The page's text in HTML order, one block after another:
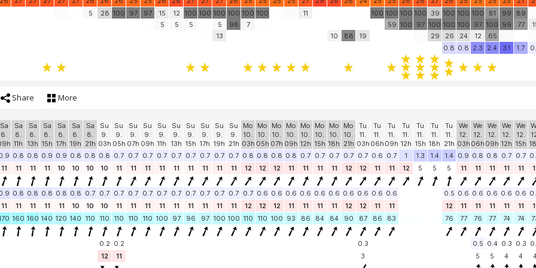
5
28 100 97 97
15
5
12
5
100
5
100 100
5
13
100
98
100
7
100 11
10 88 19
100 100
59
100
100
100
97
39
100
29
100
100
26
100
100
24
100
97
12
81
100
65
99
99
89
77
0.8 0.8 2.3 2.4 3.1 1.7
Share More
Sa
8.
Sa
8.
11h
Sa
8.
13h
Sa
8.
15h
Sa
8.
17h
Sa
8.
19h
Sa
8.
21h
Su
9.
03h
Su
9.
05h
Su
9.
07h
Su
9.
09h
Su
9.
11h
Su
9.
13h
Su
9.
15h
Su
9.
17h
Su
9.
19h
Su
9.
21h
Mo
10.
03h
Mo
10.
05h
Mo
10.
07h
Mo
10.
09h
Mo
10.
12h
Mo
10.
15h
Mo
10.
18h
Mo
10.
21h
Tu
11.
03h
Tu
11.
06h
Tu
11.
09h
Tu
11.
12h
Tu
11.
15h
Tu
11.
18h
Tu
11.
21h
We
12.
03h
We
12.
06h
We
12.
09h
We
12.
12h
We
12.
15h
0.8 0.8 0.9 0.9 0.8 0.8 0.8 0.7 0.7 0.7 0.7 0.7 0.7 0.7 0.7 0.7 0.8 0.8 0.8 0.8 0.7 0.7 0.7 0.7 0.7 0.6 0.7 1 1.3 1.4 1.4 0.9 0.8 0.8 0.7 0.7
11
11 11 11 10 10 10 10 11 11 11 11 11 11 11 11 11 12 12 12 11 11 11 11 12 12 11 11 12 5 5 5 11 11 11 11 11
0.8 0.8 0.8 0.8 0.8 0.7 0.7 0.7 0.7 0.7 0.7 0.7 0.7 0.7 0.7 0.7 0.7 0.6 0.6 0.6 0.6 0.6 0.6 0.6 0.6 0.6 0.6 0.5 0.6 0.6 0.6 0.6 0.6
11
11 11 11 11 10 10 10 11 11 11 11 11 11 11 11 11 12 12 12 11 11 11 11 12 12 11 11 12 11 11 11 11 11
160 160 140 120 140 110 110 110 110 110 100 97 96 97 100 100 110 110 100 93 86 84 84 90 87 86 83 76 77 76 77 74 74
0.2 0.2 0.3 0.5 0.4 0.3 0.3
12
11 3 5 5 4 4